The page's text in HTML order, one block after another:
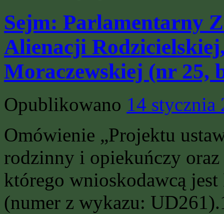
Sejm: Parlamentarny
Alienacji
Moraczewskiej (nr 25,
Opublikowano 14 stycznia
Omówienie „Projektu
rodzinny i opiekuńczy
którego wnioskodawcą
(numer z wykazu: